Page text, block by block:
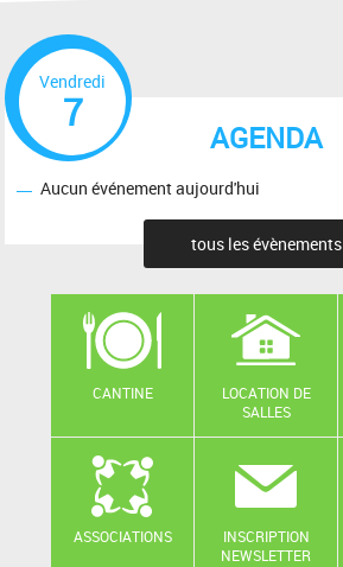
AGENDA
Vendredi
7
Aucun événement aujourd'hui
tous les évènements
CANTINE
LOCATION DE
SALLES
ASSOCIATIONS
INSCRIPTION
NEWSLETTER